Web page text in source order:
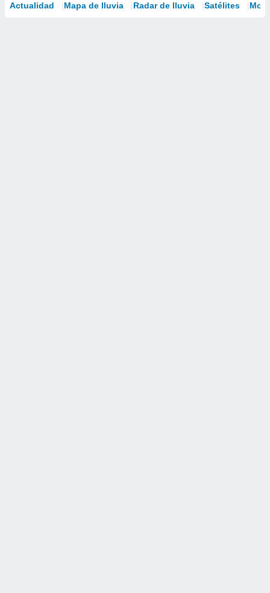
Actualidad Mapa de lluvia Radar de lluvia Satélites